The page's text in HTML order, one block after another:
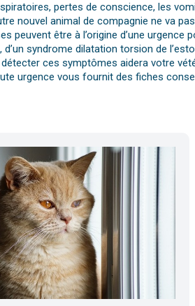
pertes de conscience, les
nouvel animal de compagnie ne va
peuvent être à l’origine d’une urgence
syndrome dilatation torsion de
ces symptômes aidera votre
urgence vous fournit des fiches